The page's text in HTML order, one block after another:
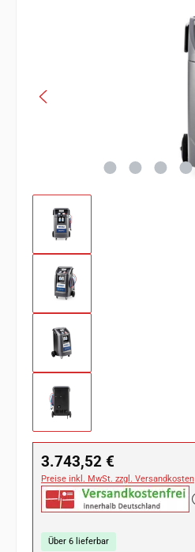
Regulärer Preis:
3.743,52 €
Preise inkl. MwSt. zzgl. Versandkosten
Über 6 lieferbar